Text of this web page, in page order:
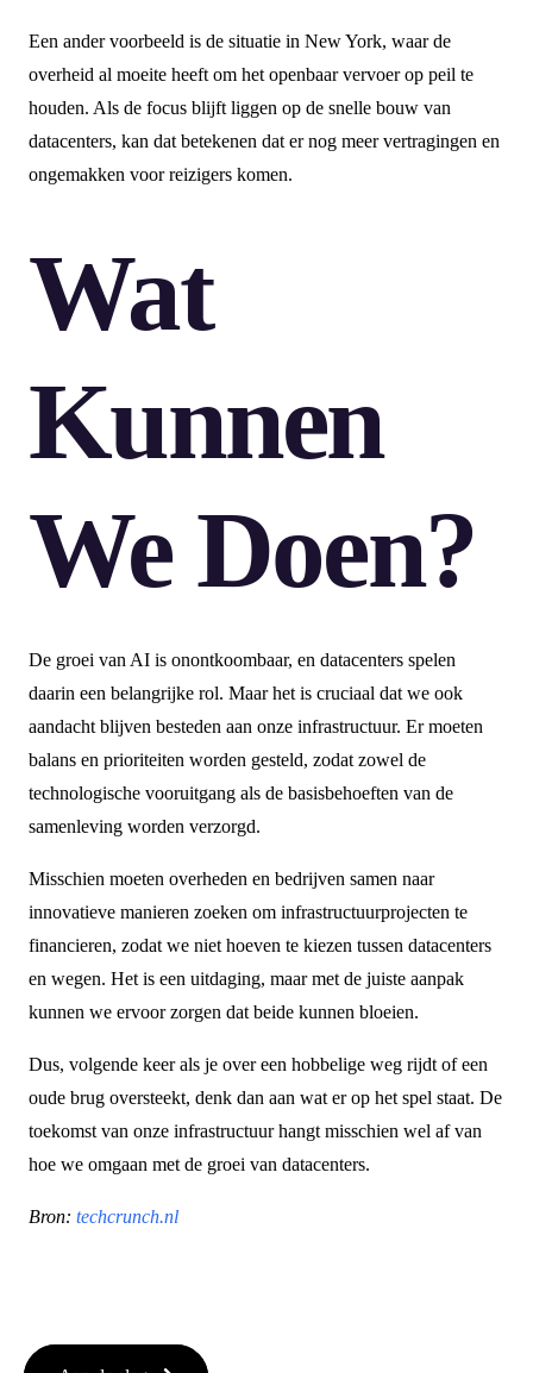
Een ander voorbeeld is de situatie in New York, waar de
overheid al moeite heeft om het openbaar vervoer op peil te
houden. Als de focus blijft liggen op de snelle bouw van
datacenters, kan dat betekenen dat er nog meer vertragingen en
ongemakken voor reizigers komen.
Wat
Kunnen
We Doen?
De groei van AI is onontkoombaar, en datacenters spelen
daarin een belangrijke rol. Maar het is cruciaal dat we ook
aandacht blijven besteden aan onze infrastructuur. Er moeten
balans en prioriteiten worden gesteld, zodat zowel de
technologische vooruitgang als de basisbehoeften van de
samenleving worden verzorgd.
Misschien moeten overheden en bedrijven samen naar
innovatieve manieren zoeken om infrastructuurprojecten te
financieren, zodat we niet hoeven te kiezen tussen datacenters
en wegen. Het is een uitdaging, maar met de juiste aanpak
kunnen we ervoor zorgen dat beide kunnen bloeien.
Dus, volgende keer als je over een hobbelige weg rijdt of een
oude brug oversteekt, denk dan aan wat er op het spel staat. De
toekomst van onze infrastructuur hangt misschien wel af van
hoe we omgaan met de groei van datacenters.
Bron: techcrunch.nl